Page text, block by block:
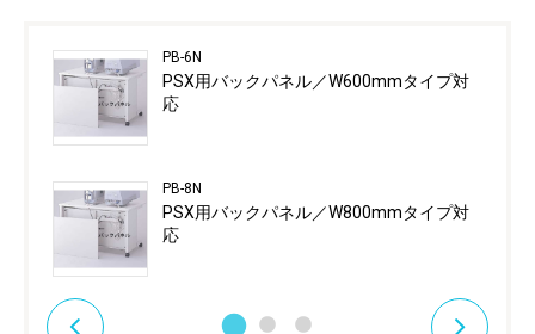
PB-6N
PSX用バックパネル／W600mmタイプ対
応
PB-8N
PSX用バックパネル／W800mmタイプ対
応